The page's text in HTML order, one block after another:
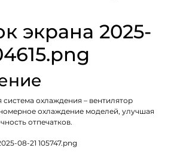
охлаждения – вентилятор
охлаждение моделей, улучшая
отпечатков.